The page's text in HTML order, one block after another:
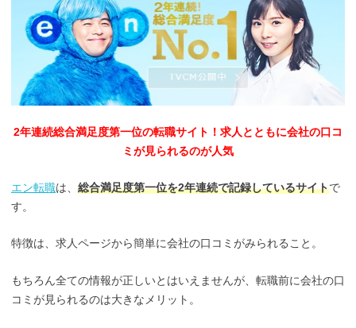
2年連続総合満足度第一位の転職サイト！求人とともに会社の口コ
ミが見られるのが人気
エン転職は、 総合満足度第一位を2年連続で記録しているサイトで
す。
特徴は、求人ページから簡単に会社の口コミがみられること。
もちろん全ての情報が正しいとはいえませんが、転職前に会社の口
コミが見られるのは大きなメリット。